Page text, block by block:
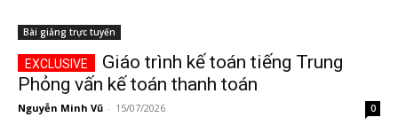
Bài giảng trực tuyến
Giáo trình kế toán tiếng Trung
Phỏng vấn kế toán thanh toán
Nguyễn Minh Vũ - 15/07/2026 0